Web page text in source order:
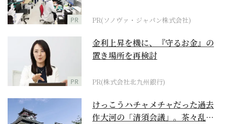
PR PR(ソノヴァ・ジャパン株式会社)
PR
金利上昇を機に、『守るお金』の
置き場所を再検討
PR(株式会社北九州銀行)
けっこうハチャメチャだった過去
作大河の「清須会議」。茶々乱